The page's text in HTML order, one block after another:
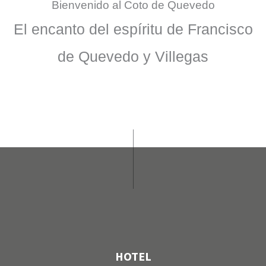
Bienvenido al Coto de Quevedo
El encanto del espíritu de Francisco
de Quevedo y Villegas
HOTEL